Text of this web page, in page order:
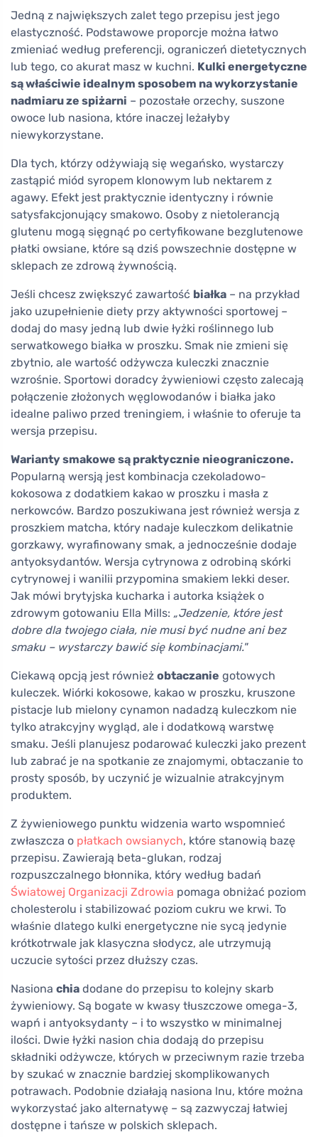
Jedną z największych zalet tego przepisu jest jego
elastyczność. Podstawowe proporcje można łatwo
zmieniać według preferencji, ograniczeń dietetycznych
lub tego, co akurat masz w kuchni. Kulki energetyczne
są właściwie idealnym sposobem na wykorzystanie
nadmiaru ze spiżarni – pozostałe orzechy, suszone
owoce lub nasiona, które inaczej leżałyby
niewykorzystane.
Dla tych, którzy odżywiają się wegańsko, wystarczy
zastąpić miód syropem klonowym lub nektarem z
agawy. Efekt jest praktycznie identyczny i równie
satysfakcjonujący smakowo. Osoby z nietolerancją
glutenu mogą sięgnąć po certyfikowane bezglutenowe
płatki owsiane, które są dziś powszechnie dostępne w
sklepach ze zdrową żywnością.
Jeśli chcesz zwiększyć zawartość białka – na przykład
jako uzupełnienie diety przy aktywności sportowej –
dodaj do masy jedną lub dwie łyżki roślinnego lub
serwatkowego białka w proszku. Smak nie zmieni się
zbytnio, ale wartość odżywcza kuleczki znacznie
wzrośnie. Sportowi doradcy żywieniowi często zalecają
połączenie złożonych węglowodanów i białka jako
idealne paliwo przed treningiem, i właśnie to oferuje ta
wersja przepisu.
Warianty smakowe są praktycznie nieograniczone.
Popularną wersją jest kombinacja czekoladowo-
kokosowa z dodatkiem kakao w proszku i masła z
nerkowców. Bardzo poszukiwana jest również wersja z
proszkiem matcha, który nadaje kuleczkom delikatnie
gorzkawy, wyrafinowany smak, a jednocześnie dodaje
antyoksydantów. Wersja cytrynowa z odrobiną skórki
cytrynowej i wanilii przypomina smakiem lekki deser.
Jak mówi brytyjska kucharka i autorka książek o
zdrowym gotowaniu Ella Mills: „Jedzenie, które jest
dobre dla twojego ciała, nie musi być nudne ani bez
smaku – wystarczy bawić się kombinacjami."
Ciekawą opcją jest również obtaczanie gotowych
kuleczek. Wiórki kokosowe, kakao w proszku, kruszone
pistacje lub mielony cynamon nadadzą kuleczkom nie
tylko atrakcyjny wygląd, ale i dodatkową warstwę
smaku. Jeśli planujesz podarować kuleczki jako prezent
lub zabrać je na spotkanie ze znajomymi, obtaczanie to
prosty sposób, by uczynić je wizualnie atrakcyjnym
produktem.
Z żywieniowego punktu widzenia warto wspomnieć
zwłaszcza o płatkach owsianych, które stanowią bazę
przepisu. Zawierają beta-glukan, rodzaj
rozpuszczalnego błonnika, który według badań
Światowej Organizacji Zdrowia pomaga obniżać poziom
cholesterolu i stabilizować poziom cukru we krwi. To
właśnie dlatego kulki energetyczne nie sycą jedynie
krótkotrwale jak klasyczna słodycz, ale utrzymują
uczucie sytości przez dłuższy czas.
Nasiona chia dodane do przepisu to kolejny skarb
żywieniowy. Są bogate w kwasy tłuszczowe omega-3,
wapń i antyoksydanty – i to wszystko w minimalnej
ilości. Dwie łyżki nasion chia dodają do przepisu
składniki odżywcze, których w przeciwnym razie trzeba
by szukać w znacznie bardziej skomplikowanych
potrawach. Podobnie działają nasiona lnu, które można
wykorzystać jako alternatywę – są zazwyczaj łatwiej
dostępne i tańsze w polskich sklepach.